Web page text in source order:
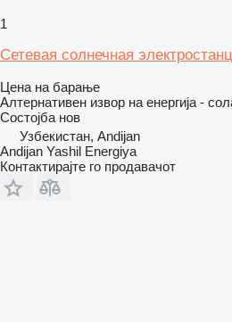
1
Сетевая солнечная
Цена на барање
Алтернативен извор на енергија -
Состојба нов
Узбекистан, Andijan
Andijan Yashil Energiya
Контактирајте го продавачот